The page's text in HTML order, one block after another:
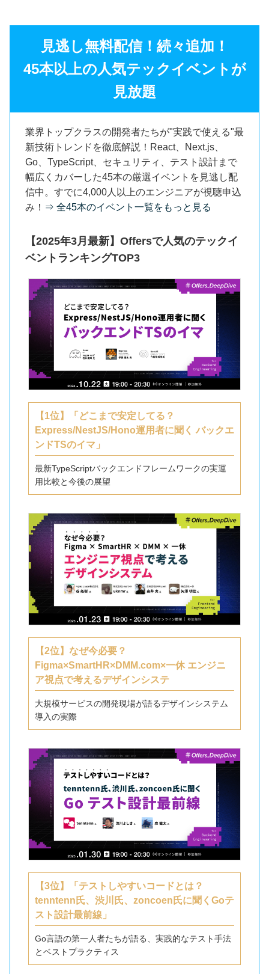
見逃し無料配信！続々追加！
45本以上の人気テックイベントが
見放題
業界トップクラスの開発者たちが"実践で使える"最
新技術トレンドを徹底解説！React、Next.js、
Go、TypeScript、セキュリティ、テスト設計まで
幅広くカバーした45本の厳選イベントを見逃し配
信中。すでに4,000人以上のエンジニアが視聴申込
み！ ⇒ 全45本のイベント一覧をもっと見る
【2025年3月最新】Offersで人気のテックイ
ベントランキングTOP3
【1位】「どこまで安定してる？
Express/NestJS/Hono運用者に聞く バックエ
ンドTSのイマ」
最新TypeScriptバックエンドフレームワークの実運
用比較と今後の展望
【2位】なぜ今必要？
Figma×SmartHR×DMM.com×一休 エンジニ
ア視点で考えるデザインシステ
大規模サービスの開発現場が語るデザインシステム
導入の実際
【3位】「テストしやすいコードとは？
tenntenn氏、渋川氏、zoncoen氏に聞くGoテ
スト設計最前線」
Go言語の第一人者たちが語る、実践的なテスト手法
とベストプラクティス